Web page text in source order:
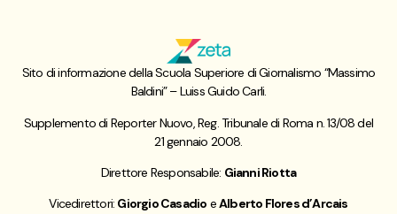
Sito di informazione della Scuola Superiore di Giornalismo “Massimo
Baldini” – Luiss Guido Carli.
Supplemento di Reporter Nuovo, Reg. Tribunale di Roma n. 13/08 del
21 gennaio 2008.
Direttore Responsabile: Gianni Riotta
Vicedirettori: Giorgio Casadio eAlberto Flores d’Arcais